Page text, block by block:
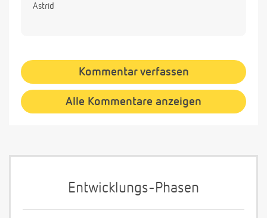
Astrid
Kommentar verfassen
Alle Kommentare anzeigen
Entwicklungs-Phasen